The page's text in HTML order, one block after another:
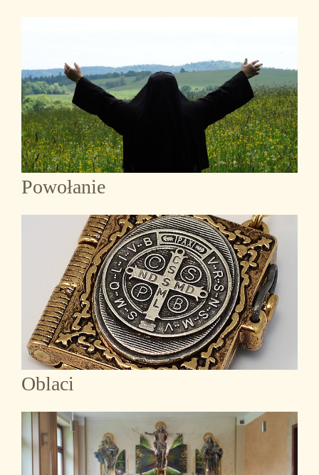
Powołanie
Oblaci